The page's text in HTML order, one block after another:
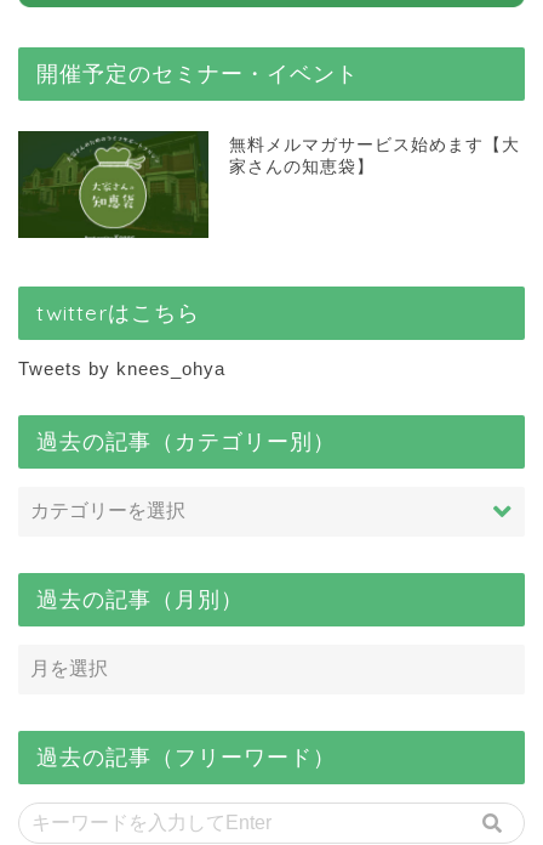
開催予定のセミナー・イベント
無料メルマガサービス始めます【大
家さんの知恵袋】
twitterはこちら
Tweets by knees_ohya
過去の記事（カテゴリー別）
過去の記事（月別）
過去の記事（フリーワード）